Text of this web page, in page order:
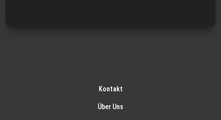
Kontakt
Über Uns